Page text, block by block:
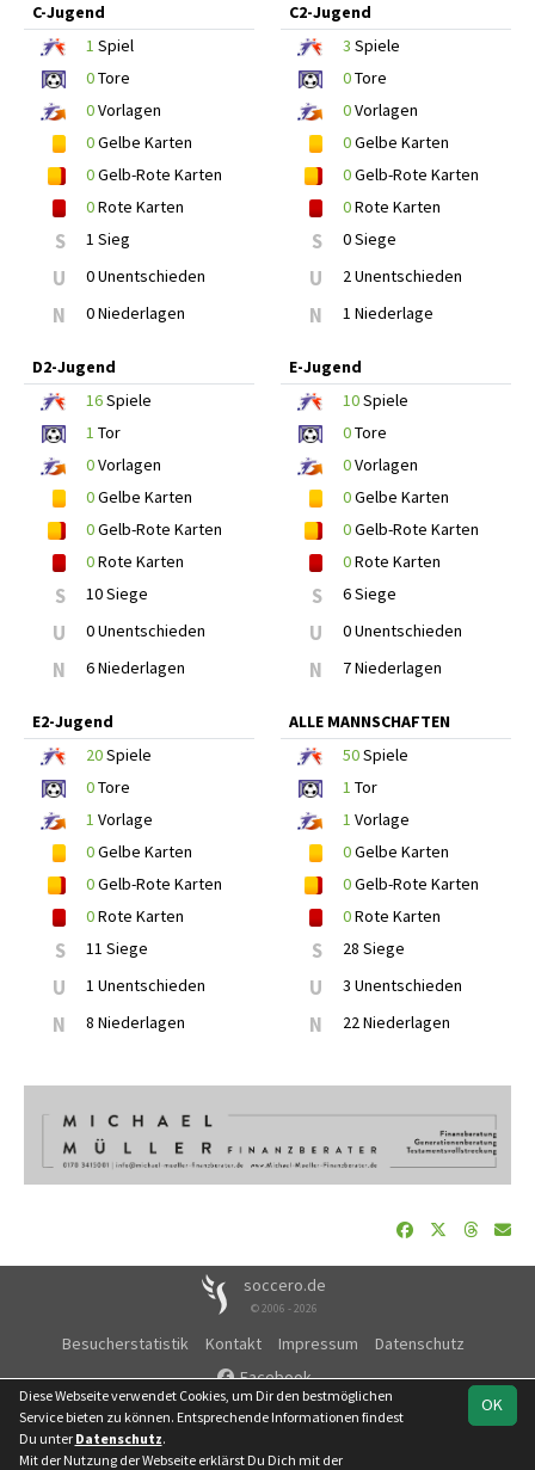
C-Jugend
1 Spiel
0Tore
0Vorlagen
0Gelbe Karten
0Gelb-Rote Karten
0Rote Karten
S 1 Sieg
U 0 Unentschieden
N 0 Niederlagen
C2-Jugend
3 Spiele
0Tore
0Vorlagen
0Gelbe Karten
0Gelb-Rote Karten
0Rote Karten
S 0 Siege
U 2 Unentschieden
N 1 Niederlage
D2-Jugend
16Spiele
1 Tor
0Vorlagen
0Gelbe Karten
0Gelb-Rote Karten
0Rote Karten
S 10 Siege
U 0 Unentschieden
N 6 Niederlagen
E-Jugend
10Spiele
0Tore
0Vorlagen
0Gelbe Karten
0Gelb-Rote Karten
0Rote Karten
S 6 Siege
U 0 Unentschieden
N 7 Niederlagen
E2-Jugend
20Spiele
0Tore
1 Vorlage
0Gelbe Karten
0Gelb-Rote Karten
0Rote Karten
S 11 Siege
U 1 Unentschieden
N 8 Niederlagen
ALLE MANNSCHAFTEN
50Spiele
1 Tor
1 Vorlage
0Gelbe Karten
0Gelb-Rote Karten
0Rote Karten
S 28 Siege
U 3 Unentschieden
N 22 Niederlagen
soccero.de
© 2006 - 2026
Besucherstatistik Kontakt Impressum
Datenschutz
Facebook
OK
Diese Webseite verwendet Cookies, um Dir den bestmöglichen
Service bieten zu können. Entsprechende Informationen findest
Du unter Datenschutz.
Mit der Nutzung der Webseite erklärst Du Dich mit der